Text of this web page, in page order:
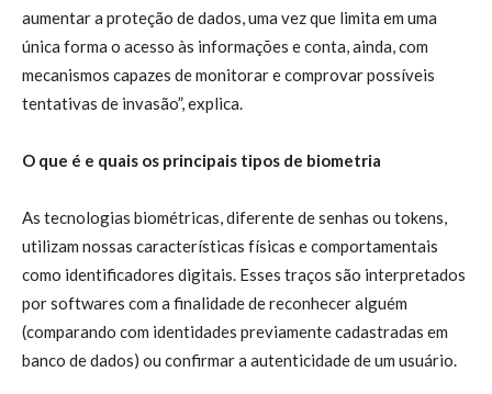
aumentar a proteção de dados, uma vez que limita em uma
única forma o acesso às informações e conta, ainda, com
mecanismos capazes de monitorar e comprovar possíveis
tentativas de invasão”, explica.
O que é e quais os principais tipos de biometria
As tecnologias biométricas, diferente de senhas ou tokens,
utilizam nossas características físicas e comportamentais
como identificadores digitais. Esses traços são interpretados
por softwares com a finalidade de reconhecer alguém
(comparando com identidades previamente cadastradas em
banco de dados) ou confirmar a autenticidade de um usuário.